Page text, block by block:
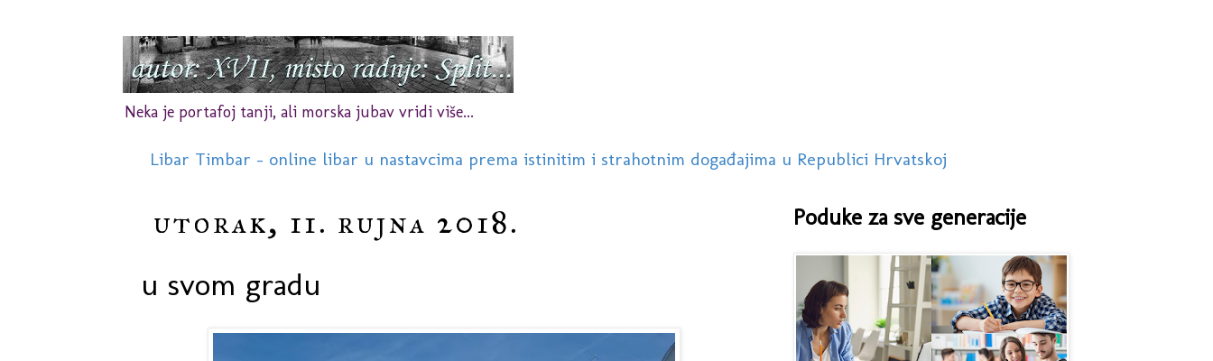
Neka je portafoj tanji, ali morska jubav vridi više...
Libar Timbar - online libar u nastavcima prema istinitim i strahotnim događajima u Republici Hrvatskoj
utorak, 11. rujna 2018.
u svom gradu
Poduke za sve generacije